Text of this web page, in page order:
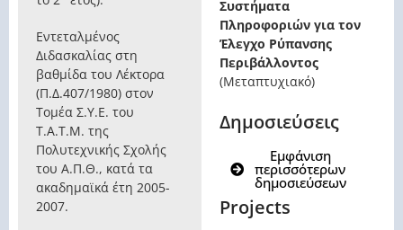
Εντεταλμένος
Διδασκαλίας στη
βαθμίδα του Λέκτορα
(Π.Δ.407/1980) στον
Τομέα Σ.Υ.Ε. του
Τ.Α.Τ.Μ. της
Πολυτεχνικής Σχολής
του Α.Π.Θ., κατά τα
ακαδημαϊκά έτη 2005-
2007.
Συστήματα
Πληροφοριών για τον
Έλεγχο Ρύπανσης
Περιβάλλοντος
(Μεταπτυχιακό)
Δημοσιεύσεις
Εμφάνιση
περισσότερων
δημοσιεύσεων
Projects